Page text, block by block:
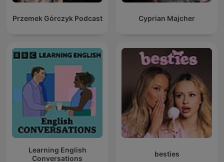
Przemek Górczyk Podcast Cyprian Majcher
Learning English
Conversations
besties